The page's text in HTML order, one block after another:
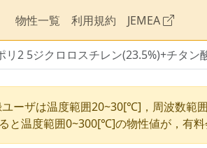
物性一覧 利用規約 JEMEA
リ2 5ジクロロスチレン(23.5%)+チタン
ーザは温度範囲20~30[℃]，周波数範
と温度範囲0~300[℃]の物性値が，有